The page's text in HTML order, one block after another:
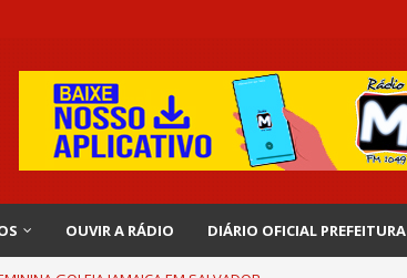
OUVIR A RÁDIO DIÁRIO OFICIAL PREFEITURA